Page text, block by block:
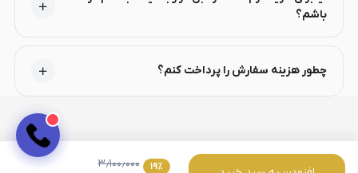
۱۹٪ ۳٫۱۰۰٫۰۰۰
باشم؟
چطور هزینه سفارش را پرداخت کنم؟